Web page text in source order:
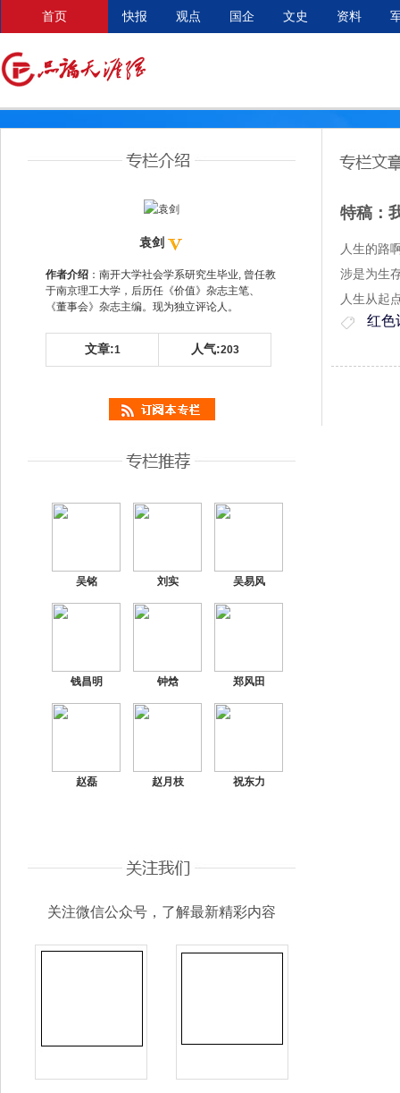
首页 快报 观点 国企 文史 资料
袁剑
作者介绍 ：南开大学社会学系研究生毕业, 曾任教
于南京理工大学，后历任《价值》杂志主笔、
《董事会》杂志主编。现为独立评论人。
文章:1 人气:203
吴铭 刘实 吴易风
钱昌明 钟焓 郑风田
赵磊 赵月枝 祝东力
关注微信公众号，了解最新精彩内容
特稿：
人生的路
涉是为生
人生从起
红色